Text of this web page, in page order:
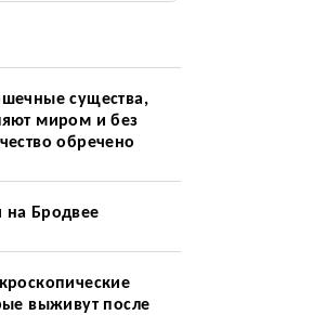
существа,
миром и без
обречено
Бродвее
выживут после